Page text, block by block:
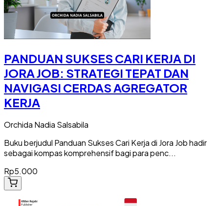
PANDUAN SUKSES CARI KERJA DI
JORA JOB: STRATEGI TEPAT DAN
NAVIGASI CERDAS AGREGATOR
KERJA
Orchida Nadia Salsabila
Buku berjudul Panduan Sukses Cari Kerja di Jora Job hadir
sebagai kompas komprehensif bagi para penc...
Rp5.000